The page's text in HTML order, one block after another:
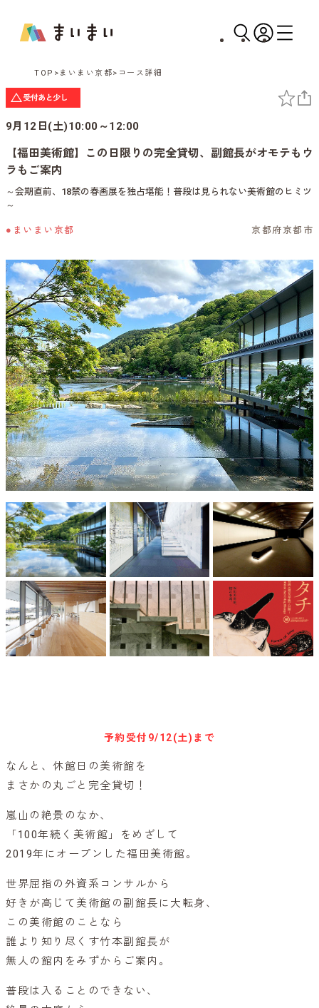
TOP まいまい京都 コース詳細
9月12日(土)10:00～12:00
【福田美術館】この日限りの完全貸切、副館長がオモテもウ
ラもご案内
～会期直前、18禁の春画展を独占堪能！普段は見られない美術館のヒミツ
～
●まいまい京都 京都府京都市
予約受付 9/12(土)まで
なんと、休館日の美術館を
まさかの丸ごと完全貸切！
嵐山の絶景のなか、
「100年続く美術館」をめざして
2019年にオープンした福田美術館。
世界屈指の外資系コンサルから
好きが高じて美術館の副館長に大転身、
この美術館のことなら
誰より知り尽くす竹本副館長が
無人の館内をみずからご案内。
普段は入ることのできない、